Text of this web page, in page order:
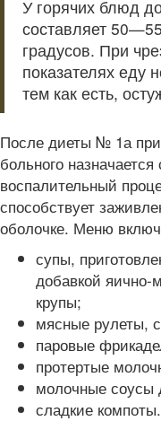
У горячих блюд
составляет
градусов. При
показателях еду
тем как есть,
После диеты № 1а
больного
воспалительный
способствует
оболочке. Меню
супы,
добавкой яично-
крупы;
мясные рулеты,
паровые
протертые
молочные соусы
сладкие компоты.